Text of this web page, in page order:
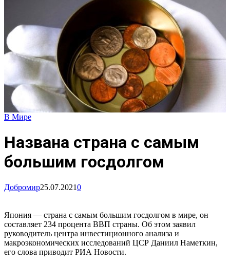
В Мире
Названа страна с самым
большим госдолгом
Добромир25.07.20210
Япония — страна с самым большим госдолгом в мире, он
составляет 234 процента ВВП страны. Об этом заявил
руководитель центра инвестиционного анализа и
макроэкономических исследований ЦСР Даниил Наметкин,
его слова приводит РИА Новости.